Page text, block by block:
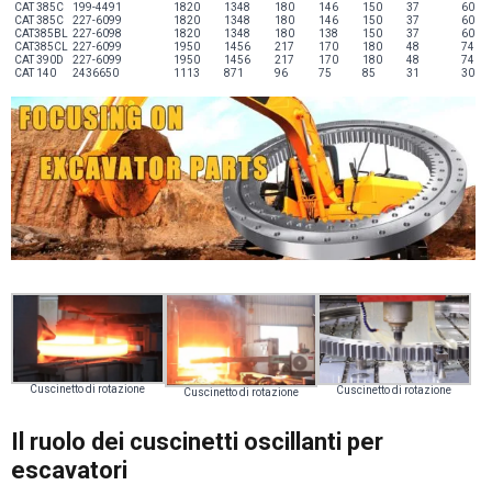
CAT 385C 199-4491 1820 1348 180 146 150 37
60
CAT 385C
227-6099 1820 1348 180 146 150 37
60
CAT385BL
227-6098 1820 1348 180 138 150 37
60
CAT385CL
227-6099 1950 1456 217 170 180 48
74
CAT 390D
227-6099 1950 1456 217 170 180 48
74
CAT 140
2436650 1113 871 96 75 85 31 30
Cuscinetto di rotazione Cuscinetto di rotazione Cuscinetto di rotazione
Il ruolo dei cuscinetti oscillanti per
escavatori